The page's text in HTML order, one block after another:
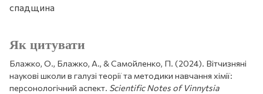
спадщина
Як цитувати
Блажко, О., Блажко, А., & Самойленко, П. (2024). Вітчизняні
наукові школи в галузі теорії та методики навчання хімії:
персонологічний аспект. Scientific Notes of Vinnytsia